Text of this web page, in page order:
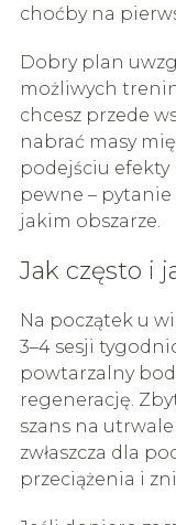
choćby na
Dobry plan
możliwych
chcesz przede
nabrać masy
podejściu
pewne –
jakim obszarze.
Jak często i
Na początek u
3–4 sesji
powtarzalny
regenerację.
szans na
zwłaszcza dla
przeciążenia i